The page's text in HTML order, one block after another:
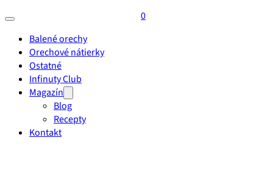
Balené orechy
Orechové nátierky
Ostatné
Infinuty Club
Magazín
Blog
Recepty
Kontakt
0